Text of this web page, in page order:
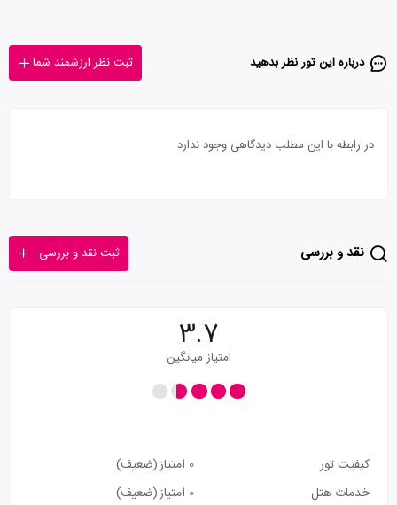
درباره این تور‌ نظر بدهید ثبت نظر ارزشمند شما
در رابطه با این مطلب دیدگاهی وجود ندارد
نقد و بررسی ثبت نقد و بررسی
3.7
امتیاز میانگین
کیفیت تور 0 امتیاز
(ضعیف)
خدمات هتل
0 امتیاز
(ضعیف)